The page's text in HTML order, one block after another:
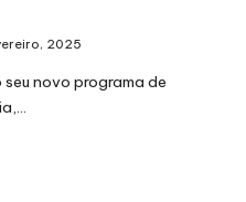
2025
seu novo programa de